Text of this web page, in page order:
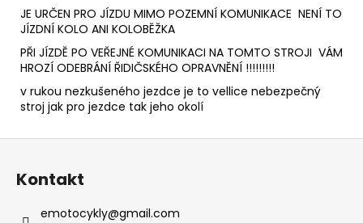
JE URČEN PRO JÍZDU MIMO POZEMNÍ KOMUNIKACE NENÍ TO
JÍZDNÍ KOLO ANI KOLOBĚŽKA
PŘI JÍZDĚ PO VEŘEJNÉ KOMUNIKACI NA TOMTO STROJI VÁM
HROZÍ ODEBRÁNÍ ŘIDIČSKÉHO OPRAVNĚNÍ !!!!!!!!!
v rukou nezkušeného jezdce je to vellice nebezpečný
stroj jak pro jezdce tak jeho okolí
Kontakt
emotocykly@gmail.com